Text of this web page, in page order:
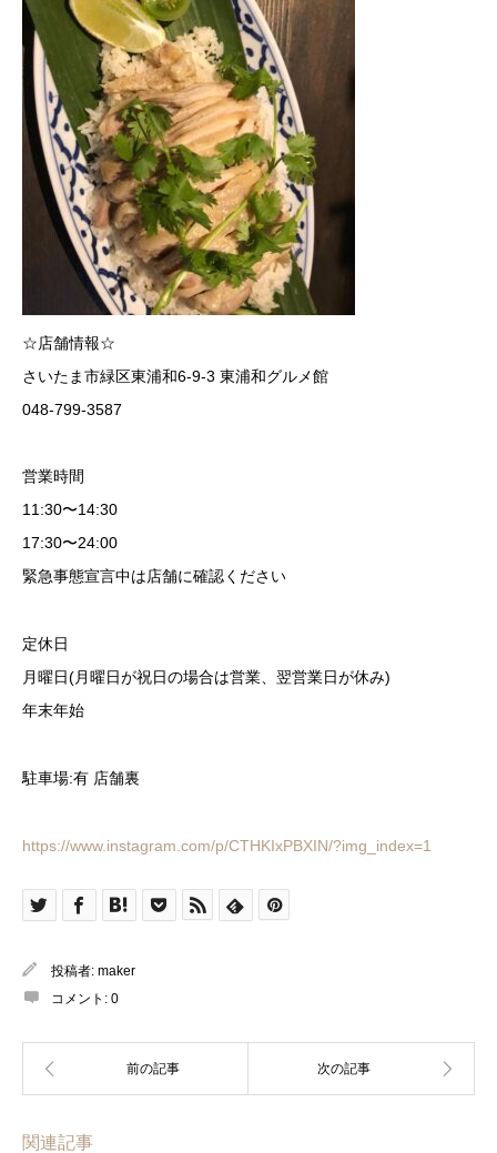
☆店舗情報☆
さいたま市緑区東浦和6-9-3 東浦和グルメ館
048-799-3587
営業時間
11:30〜14:30
17:30〜24:00
緊急事態宣言中は店舗に確認ください
定休日
月曜日(月曜日が祝日の場合は営業、翌営業日が休み)
年末年始
駐車場:有 店舗裏
https://www.instagram.com/p/CTHKIxPBXIN/?img_index=1
投稿者: maker
コメント: 0
関連記事